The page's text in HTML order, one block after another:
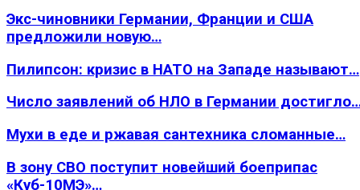
Экс-чиновники Германии, Франции и США
предложили новую…
Пилипсон: кризис в НАТО на Западе называют…
Число заявлений об НЛО в Германии
Мухи в еде и ржавая сантехника сломанные…
В зону СВО поступит новейший боеприпас
«Куб-10МЭ»…